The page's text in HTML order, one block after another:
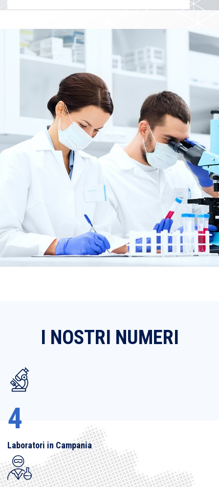
I NOSTRI NUMERI
4
Laboratori in Campania